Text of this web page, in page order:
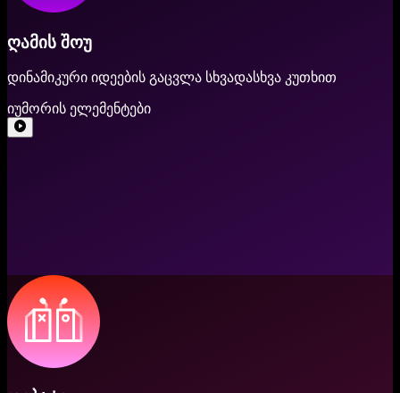
ღამის შოუ
დინამიკური იდეების გაცვლა სხვადასხვა კუთხით
იუმორის ელემენტები